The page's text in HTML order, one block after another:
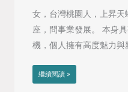
女，台灣桃園人，上昇
座，問事業發展。 本身
機，個人擁有高度魅力與
繼續閱讀 »